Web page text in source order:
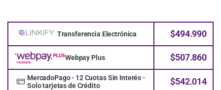
Transferencia Electrónica $494.990
Webpay Plus $507.860
MercadoPago - 12 Cuotas Sin Interés -
Solo tarjetas de Crédito
$542.014